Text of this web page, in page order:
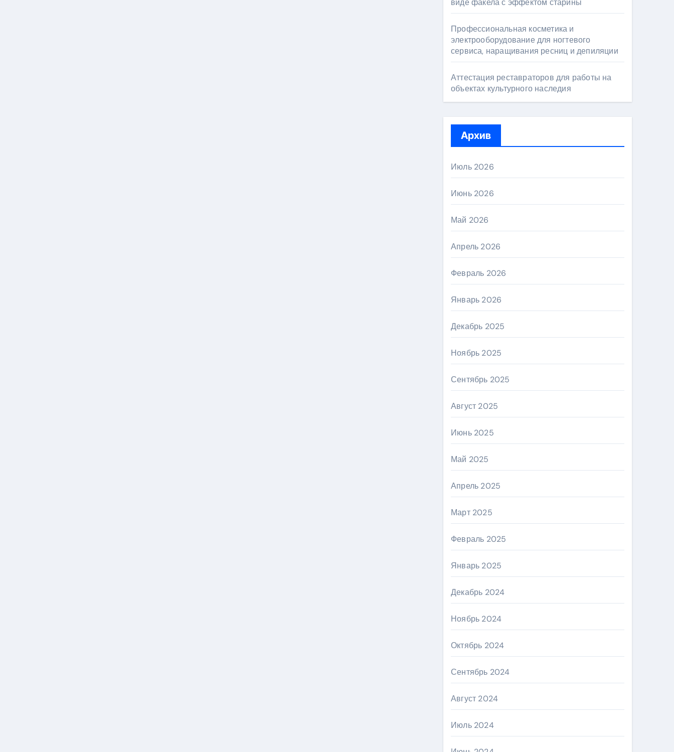
виде факела с эффектом старины
Профессиональная косметика и
электрооборудование для ногтевого
сервиса, наращивания ресниц и депиляции
Аттестация реставраторов для работы на
объектах культурного наследия
Архив
Июль 2026
Июнь 2026
Май 2026
Апрель 2026
Февраль 2026
Январь 2026
Декабрь 2025
Ноябрь 2025
Сентябрь 2025
Август 2025
Июнь 2025
Май 2025
Апрель 2025
Март 2025
Февраль 2025
Январь 2025
Декабрь 2024
Ноябрь 2024
Октябрь 2024
Сентябрь 2024
Август 2024
Июль 2024